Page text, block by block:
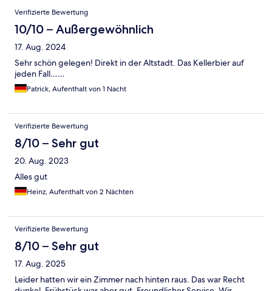
Verifizierte Bewertung
10/10 – Außergewöhnlich
17. Aug. 2024
Sehr schön gelegen! Direkt in der Altstadt. Das Kellerbier auf
jeden Fall……
Patrick, Aufenthalt von 1 Nacht
Verifizierte Bewertung
8/10 – Sehr gut
20. Aug. 2023
Alles gut
Heinz, Aufenthalt von 2 Nächten
Verifizierte Bewertung
8/10 – Sehr gut
17. Aug. 2025
Leider hatten wir ein Zimmer nach hinten raus. Das war Recht